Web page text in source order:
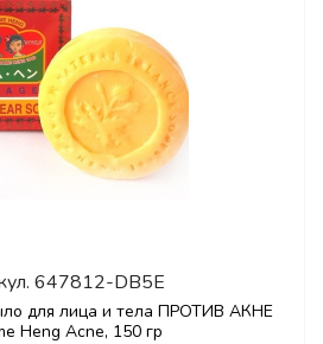
647812-DB5E
для лица и тела ПРОТИВ АКНЕ
Heng Acne, 150 гр